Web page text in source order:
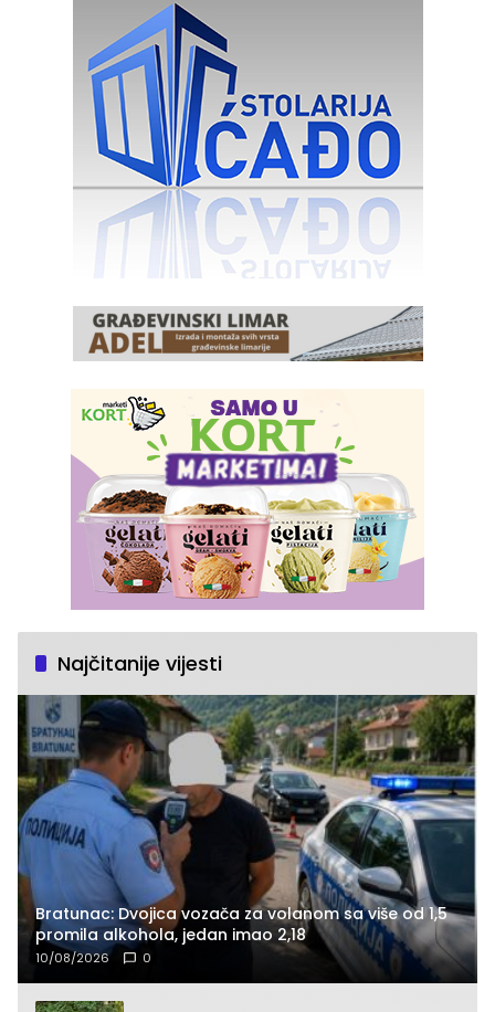
Najčitanije vijesti
Bratunac: Dvojica vozača za volanom sa više od 1,5
promila alkohola, jedan imao 2,18
10/08/2026 0